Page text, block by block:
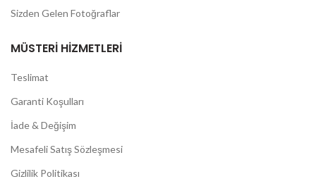
Sizden Gelen Fotoğraflar
MÜSTERI HIZMETLERI
Teslimat
Garanti Koşulları
İade & Değişim
Mesafeli Satış Sözleşmesi
Gizlilik Politikası